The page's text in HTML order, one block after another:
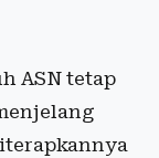
ASN tetap